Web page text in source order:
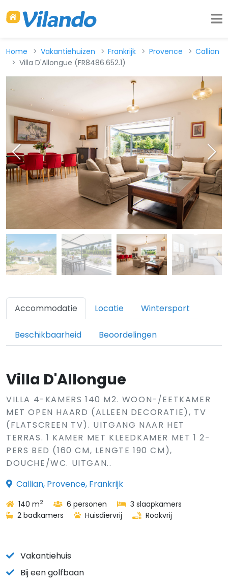
Home Vakantiehuizen Frankrijk Provence
Callian
Villa D'Allongue (FR8486.652.1)
Accommodatie Locatie Wintersport
Beschikbaarheid Beoordelingen
Villa D'Allongue
VILLA 4-KAMERS 140 M2. WOON-/EETKAMER
MET OPEN HAARD (ALLEEN DECORATIE), TV
(FLATSCREEN TV). UITGANG NAAR HET
TERRAS. 1 KAMER MET KLEEDKAMER MET 1 2-
PERS BED (160 CM, LENGTE 190 CM),
DOUCHE/WC. UITGAN..
Callian, Provence, Frankrijk
140 m2 6 personen
3 slaapkamers
2 badkamers
Huisdiervrij Rookvrij
Vakantiehuis
Bij een golfbaan